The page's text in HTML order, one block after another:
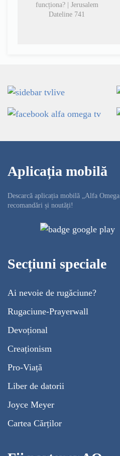
funcționa? | Jerusalem
Dateline 741
Aplicația mobilă
Descarcă aplicația mobilă „Alfa
recomandări și noutăți!
Secțiuni speciale
Ai nevoie de rugăciune?
Rugaciune-Prayerwall
Devoțional
Creaționism
Pro-Viață
Liber de datorii
Joyce Meyer
Cartea Cărților